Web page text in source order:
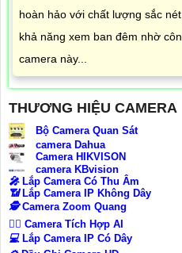
hoàn hảo với chất lượng sắc
khả năng xem ban đêm nhờ
camera này...
THƯƠNG HIỆU CAMERA
Bộ Camera Quan Sát
camera Dahua
Camera HIKVISON
camera KBvision
️🎤️ Lắp Camera Có Thu Âm
📶 Lắp Camera IP Không Dây
🕵️Camera Zoom Quang
🧛‍♀️ Camera Tích Hợp AI
💻Lắp Camera IP Có Dây